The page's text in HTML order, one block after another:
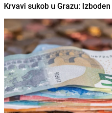
Krvavi sukob u Grazu: